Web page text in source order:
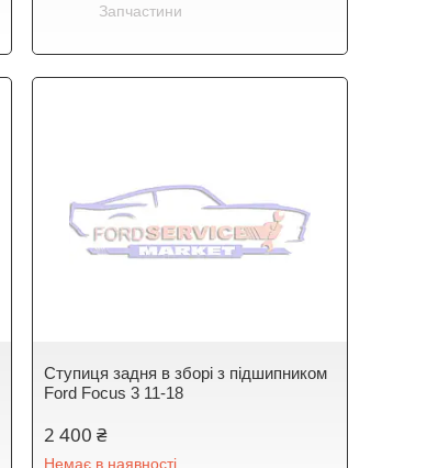
Запчастини
Ступиця задня в зборі з підшипником
Ford Focus 3 11-18
2 400 ₴
Немає в наявності